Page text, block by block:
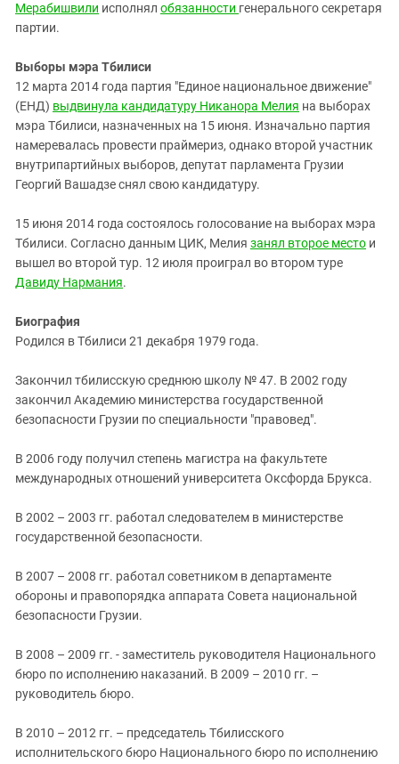
Мерабишвили исполнял обязанности генерального секретаря
партии.
Выборы мэра Тбилиси
12 марта 2014 года партия "Единое национальное движение"
(ЕНД) выдвинула кандидатуру Никанора Мелия на выборах
мэра Тбилиси, назначенных на 15 июня. Изначально партия
намеревалась провести праймериз, однако второй участник
внутрипартийных выборов, депутат парламента Грузии
Георгий Вашадзе снял свою кандидатуру.
15 июня 2014 года состоялось голосование на выборах мэра
Тбилиси. Согласно данным ЦИК, Мелия занял второе место и
вышел во второй тур. 12 июля проиграл во втором туре
Давиду Нармания.
Биография
Родился в Тбилиси 21 декабря 1979 года.
Закончил тбилисскую среднюю школу № 47. В 2002 году
закончил Академию министерства государственной
безопасности Грузии по специальности "правовед".
В 2006 году получил степень магистра на факультете
международных отношений университета Оксфорда Брукса.
В 2002 – 2003 гг. работал следователем в министерстве
государственной безопасности.
В 2007 – 2008 гг. работал советником в департаменте
обороны и правопорядка аппарата Совета национальной
безопасности Грузии.
В 2008 – 2009 гг. - заместитель руководителя Национального
бюро по исполнению наказаний. В 2009 – 2010 гг. –
руководитель бюро.
В 2010 – 2012 гг. – председатель Тбилисского
исполнительского бюро Национального бюро по исполнению